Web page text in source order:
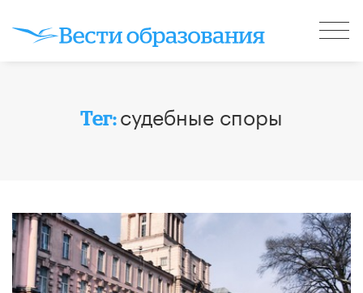
Тег:судебные споры